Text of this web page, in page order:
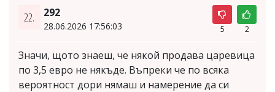
22. 292
28.06.2026 17:56:03 5 2
Значи, щото знаеш, че някой продава царевица
по 3,5 евро не някъде. Въпреки че по всяка
вероятност дори нямаш и намерение да си